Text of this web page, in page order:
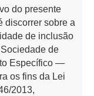
do presente
discorrer sobre a
de inclusão
de
Específico —
os fins da Lei
2013,